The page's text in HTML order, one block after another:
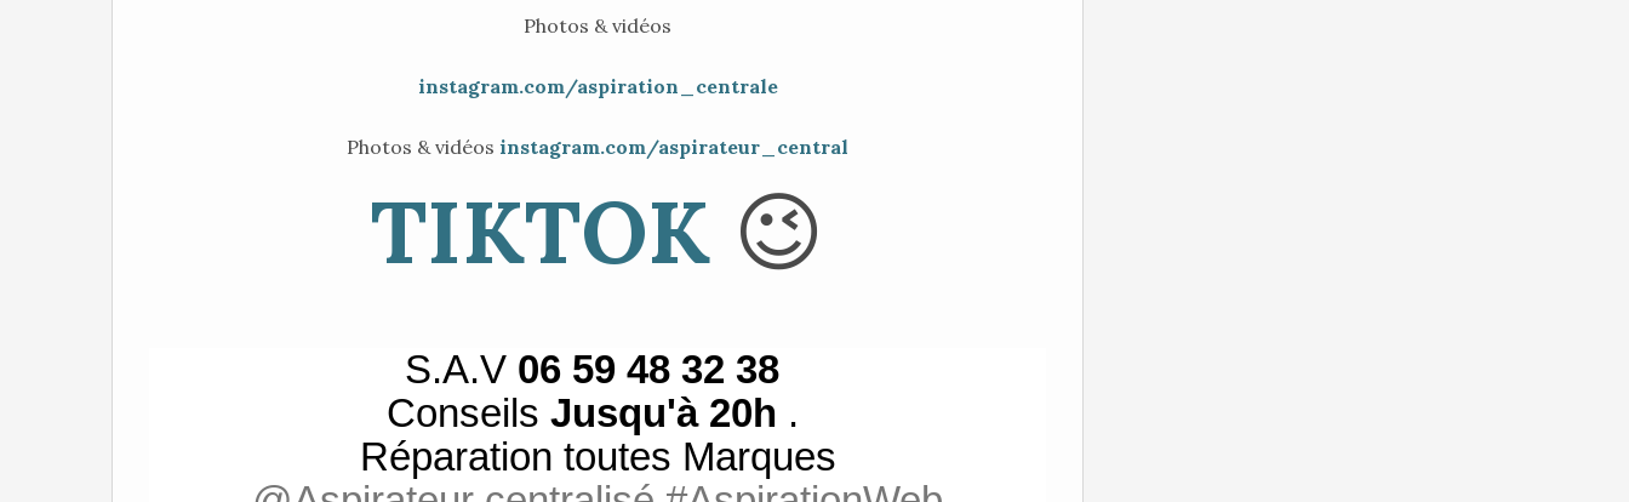
Photos & vidéos
instagram.com/aspiration_centrale
Photos & vidéos instagram.com/aspirateur_central
TIKTOK 😉
S.A.V 06 59 48 32 38
Conseils Jusqu'à 20h .
Réparation toutes Marques